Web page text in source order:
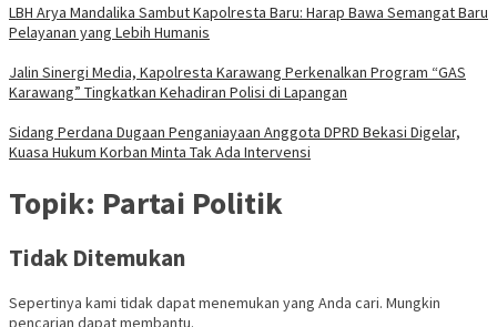
LBH Arya Mandalika Sambut Kapolresta Baru: Harap Bawa Semangat Baru
Pelayanan yang Lebih Humanis
Jalin Sinergi Media, Kapolresta Karawang Perkenalkan Program “GAS
Karawang” Tingkatkan Kehadiran Polisi di Lapangan
Sidang Perdana Dugaan Penganiayaan Anggota DPRD Bekasi Digelar,
Kuasa Hukum Korban Minta Tak Ada Intervensi
Topik: Partai Politik
Tidak Ditemukan
Sepertinya kami tidak dapat menemukan yang Anda cari. Mungkin
pencarian dapat membantu.